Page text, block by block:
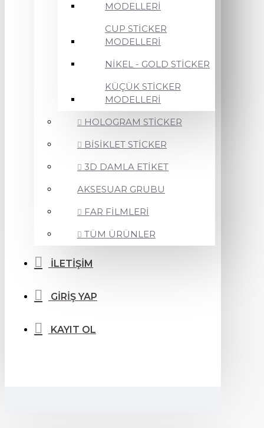
MODELLERİ
CUP STİCKER
MODELLERİ
NİKEL - GOLD STİCKER
KÜÇÜK STİCKER
MODELLERİ
HOLOGRAM STİCKER
BİSİKLET STİCKER
3D DAMLA ETİKET
AKSESUAR GRUBU
FAR FİLMLERİ
TÜM ÜRÜNLER
İLETİŞİM
GİRİŞ YAP
KAYIT OL